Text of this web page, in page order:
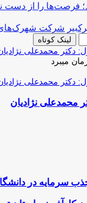
فرصت‌ها را از دست
شرکت شهرک‌های
لینک کوتاه
نژادیان
سرمایه در